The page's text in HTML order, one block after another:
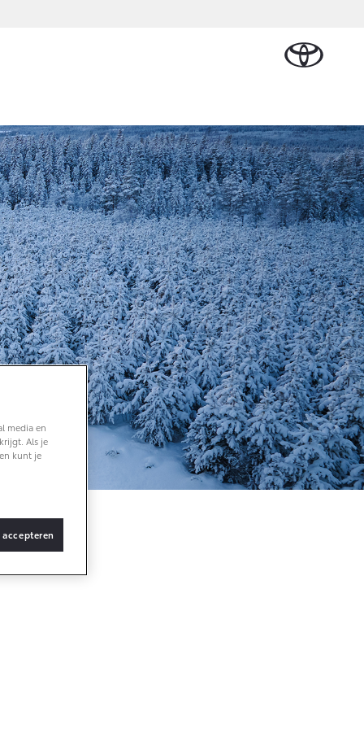
BATTERIJ-
ELEKTRISCH
Vanaf € 32.995,-
Toyota C-HR
OOK ALS PLUG-IN
HYBRIDE
Vanaf € 36.495,-
bZ4X Touring
BATTERIJ-
Vanaf € 48.995,-
Vraag een brochure aan
Bekijk de verwachte
modellen
Accessoires
Onderdelen
Accessoires
Banden
Werkplaatsafspraak
maken
Contact en
Route
Thuislaadpakketten
Laadpas
Energie en slim
laden
Lease
Bedrijfswagens
op maat
Financieren of
leasen
Verzekeren
Vraag een
brochure
aan
Contact
en Route
media en
Als je
kunt je